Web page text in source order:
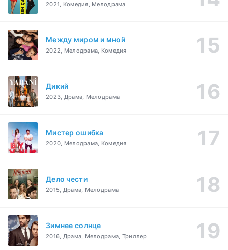
2021, Комедия, Мелодрама
Между миром и мной
2022, Мелодрама, Комедия
Дикий
2023, Драма, Мелодрама
Мистер ошибка
2020, Мелодрама, Комедия
Дело чести
2015, Драма, Мелодрама
Зимнее солнце
2016, Драма, Мелодрама, Триллер